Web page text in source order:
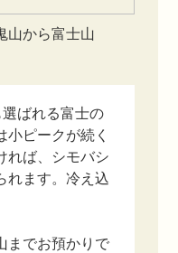
山から富士山
選ばれる富士の
小ピークが続く
れば、シモバシ
れます。冷え込
までお預かりで